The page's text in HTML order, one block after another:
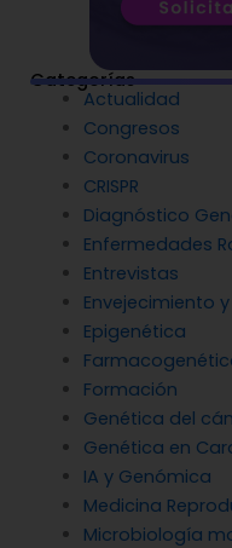
Categorías
Actualidad
Congresos
Coronavirus
CRISPR
Diagnóstico
Enfermedades
Entrevistas
Envejecimiento
Epigenética
Formación
Genética del
Genética en
IA y Genómica
Medicina
Microbiología